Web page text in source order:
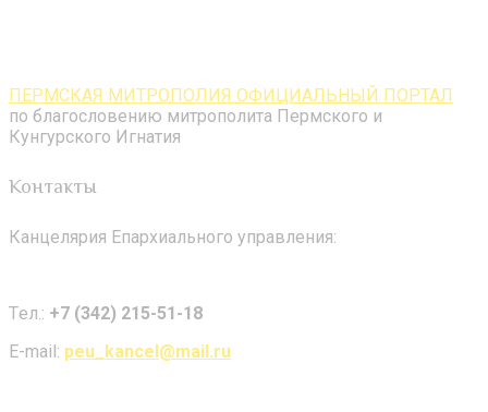
ПЕРМСКАЯ МИТРОПОЛИЯ ОФИЦИАЛЬНЫЙ ПОРТАЛ
по благословению митрополита Пермского и
Кунгурского Игнатия
Контакты
Канцелярия Епархиального управления:
Tел.: +7 (342) 215-51-18
E-mail: peu_kancel@mail.ru